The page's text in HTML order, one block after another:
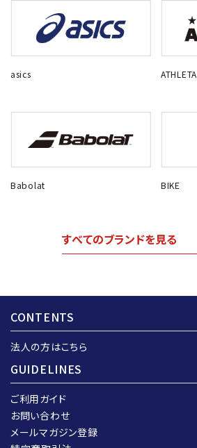
asics ATHLETA
Babolat BIKE
すべてのブランドを見る
CONTENTS
法人の方はこちら
GUIDELINES
ご利用ガイド
お問い合わせ
メールマガジン登録